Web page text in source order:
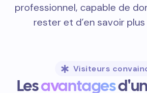
professionnel, capable de
rester et d’en savoir
Visiteurs
Lesavantages